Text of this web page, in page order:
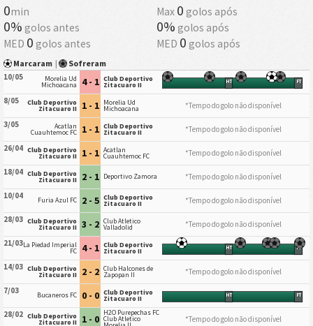
0min Max 0 golos após
0% golos antes 0% golos após
MED 0 golos antes MED 0 golos após
Marcaram | Sofreram
10/05 Morelia Ud
Michoacana 4 - 1 Club Deportivo
Zitacuaro II HT FT
8/05 Club Deportivo
Zitacuaro II 1 - 1 Morelia Ud
Michoacana
*Tempo do golo não disponível
3/05
Acatlan
Cuauhtemoc FC 1 - 1 Club Deportivo
Zitacuaro II
*Tempo do golo não disponível
26/04 Club Deportivo
Zitacuaro II 1 - 1 Acatlan
Cuauhtemoc FC
*Tempo do golo não disponível
18/04 Club Deportivo
Zitacuaro II 2 - 1 Deportivo Zamora
*Tempo do golo não disponível
10/04
Furia Azul FC 2 - 5 Club Deportivo
Zitacuaro II
*Tempo do golo não disponível
28/03 Club Deportivo
Zitacuaro II 3 - 2 Club Atletico
Valladolid
*Tempo do golo não disponível
21/03La Piedad Imperial
FC 4 - 1 Club Deportivo
Zitacuaro II HT FT
14/03 Club Deportivo
Zitacuaro II 2 - 2 Club Halcones de
Zapopan II
*Tempo do golo não disponível
7/03
Bucaneros FC 0 - 0 Club Deportivo
Zitacuaro II HT FT
28/02 Club Deportivo
Zitacuaro II 1 - 0 H2O Purepechas FC
Club Atletico *Tempo do golo não disponível